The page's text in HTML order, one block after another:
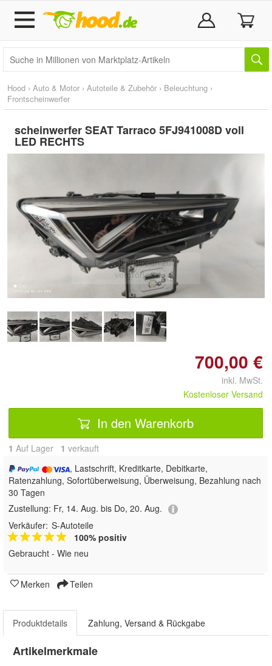
Hood › Auto & Motor › Autoteile & Zubehör › Beleuchtung ›
Frontscheinwerfer
scheinwerfer SEAT Tarraco 5FJ941008D voll
LED RECHTS
Doppelt antippen zum
vergrößern
700,00 €
inkl. MwSt.
Kostenloser Versand
In den Warenkorb
1 Auf Lager 1 verkauft
, Lastschrift, Kreditkarte, Debitkarte,
Ratenzahlung, Sofortüberweisung, Überweisung, Bezahlung nach
30 Tagen
Zustellung: Fr, 14. Aug. bis Do, 20. Aug.
Verkäufer: S-Autoteile
100% positiv
Gebraucht - Wie neu
Merken Teilen
Produktdetails Zahlung, Versand & Rückgabe
Artikelmerkmale